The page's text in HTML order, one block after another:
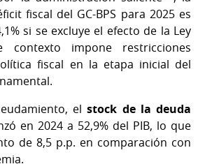
fiscal del GC-BPS para 2025 es
si se excluye el efecto de la Ley
contexto impone restricciones
fiscal en la etapa inicial del
elstock de la deuda
en 2024 a 52,9% del PIB, lo que
de 8,5 p.p. en comparación con